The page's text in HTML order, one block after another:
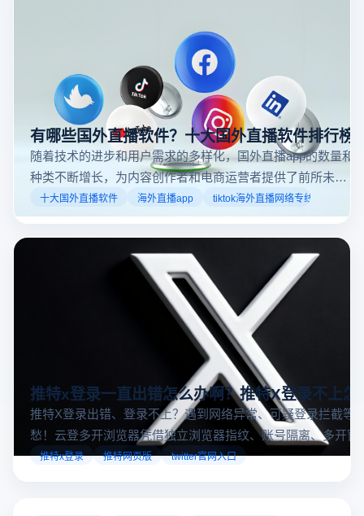
有哪些国外直播软件？十大国外直播软件排行榜
随着技术的进步和用户需求的多样化，国外直播app的数量和
种类不断增长，为内容创作者和电商运营者提供了前所未有
的机遇。如果你是一个跨境电商从业者，想要了解2025年十
大国外直播软件排行榜，那么你来对地方了！接下来跟着云
登多开浏览器一起来了解海外直播平台哪些最受欢迎。
十大国外直播软件 海外直播app tiktok海外直播网络专线
推特x登录一直出错怎么办啊？推特X登录不上怎
推特X登录出错、登录不上？遇到网络异常、可疑登录拦截等
愁！云登多开浏览器凭借独立浏览器指纹、账号隔离、多开窗
对性解决登录难题，让推特X登录更稳定安全～
推特x登录 推特网页版 twitter官网入口